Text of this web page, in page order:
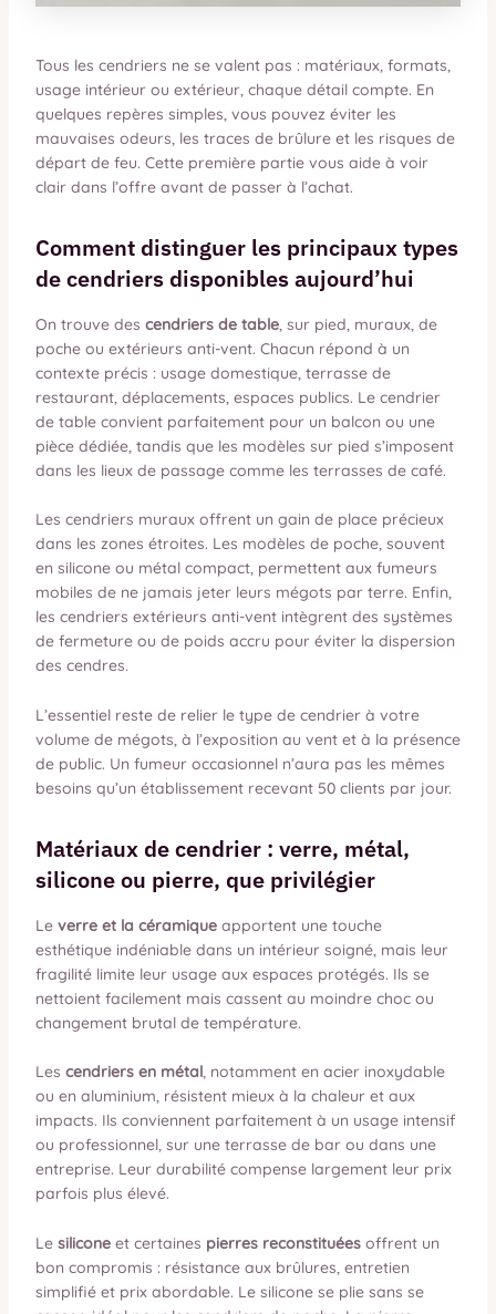
Tous les cendriers ne se valent pas : matériaux, formats,
usage intérieur ou extérieur, chaque détail compte. En
quelques repères simples, vous pouvez éviter les
mauvaises odeurs, les traces de brûlure et les risques de
départ de feu. Cette première partie vous aide à voir
clair dans l’offre avant de passer à l’achat.
Comment distinguer les principaux types
de cendriers disponibles aujourd’hui
On trouve des cendriers de table, sur pied, muraux, de
poche ou extérieurs anti-vent. Chacun répond à un
contexte précis : usage domestique, terrasse de
restaurant, déplacements, espaces publics. Le cendrier
de table convient parfaitement pour un balcon ou une
pièce dédiée, tandis que les modèles sur pied s’imposent
dans les lieux de passage comme les terrasses de café.
Les cendriers muraux offrent un gain de place précieux
dans les zones étroites. Les modèles de poche, souvent
en silicone ou métal compact, permettent aux fumeurs
mobiles de ne jamais jeter leurs mégots par terre. Enfin,
les cendriers extérieurs anti-vent intègrent des systèmes
de fermeture ou de poids accru pour éviter la dispersion
des cendres.
L’essentiel reste de relier le type de cendrier à votre
volume de mégots, à l’exposition au vent et à la présence
de public. Un fumeur occasionnel n’aura pas les mêmes
besoins qu’un établissement recevant 50 clients par jour.
Matériaux de cendrier : verre, métal,
silicone ou pierre, que privilégier
Le verre et la céramiqueapportent une touche
esthétique indéniable dans un intérieur soigné, mais leur
fragilité limite leur usage aux espaces protégés. Ils se
nettoient facilement mais cassent au moindre choc ou
changement brutal de température.
Les cendriers en métal, notamment en acier inoxydable
ou en aluminium, résistent mieux à la chaleur et aux
impacts. Ils conviennent parfaitement à un usage intensif
ou professionnel, sur une terrasse de bar ou dans une
entreprise. Leur durabilité compense largement leur prix
parfois plus élevé.
Le siliconeet certaines pierres reconstituéesoffrent un
bon compromis : résistance aux brûlures, entretien
simplifié et prix abordable. Le silicone se plie sans se